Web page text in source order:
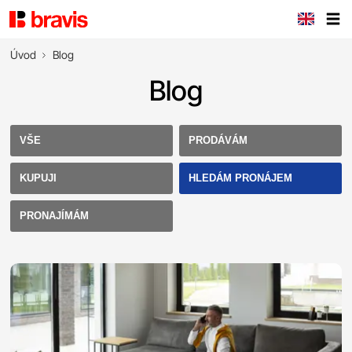
Úvod Blog
Blog
VŠE PRODÁVÁM
KUPUJI HLEDÁM PRONÁJEM
PRONAJÍMÁM